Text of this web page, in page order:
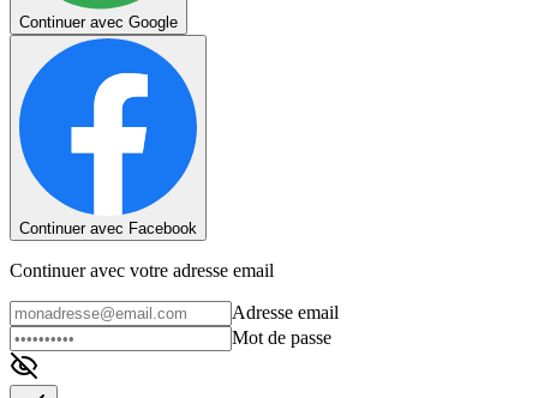
Continuer avec Google
Continuer avec Facebook
Continuer avec votre adresse email
Adresse email
Mot de passe